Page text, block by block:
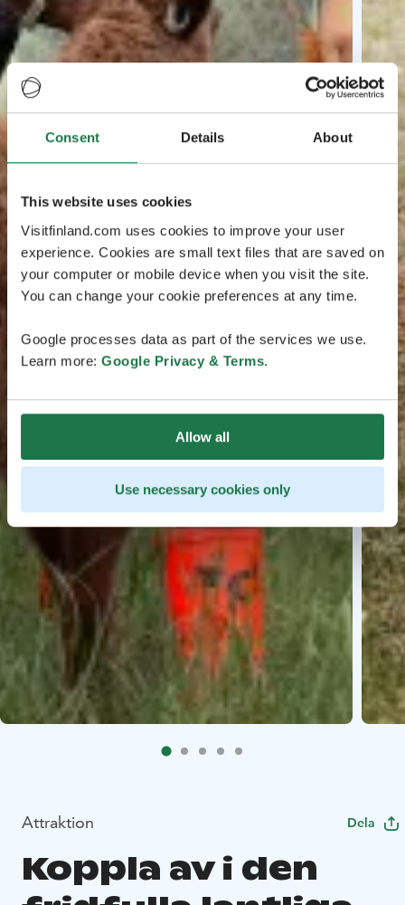
Consent Details About
This website uses cookies
Visitfinland.com uses cookies to improve your user
experience. Cookies are small text files that are saved on
your computer or mobile device when you visit the site.
You can change your cookie preferences at any time.
Google processes data as part of the services we use.
Learn more: Google Privacy & Terms.
Allow all
Use necessary cookies only
Attraktion Dela
Koppla av i den